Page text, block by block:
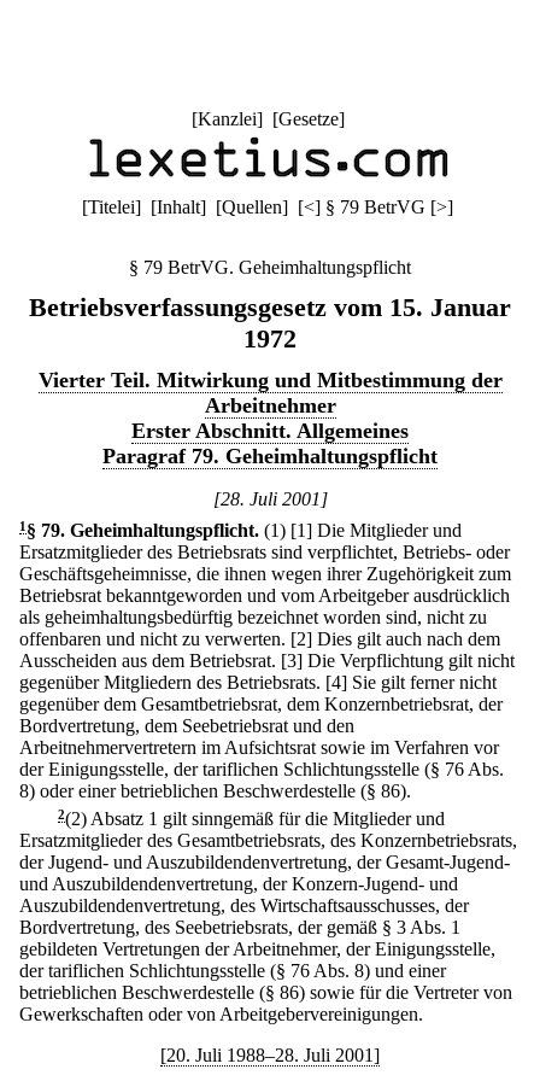
[Kanzlei] [Gesetze]
[Titelei] [Inhalt] [Quellen] [<] § 79 BetrVG [>]
§ 79 BetrVG. Geheimhaltungspflicht
Betriebsverfassungsgesetz vom 15. Januar
1972
Vierter Teil. Mitwirkung und Mitbestimmung der
Arbeitnehmer
Erster Abschnitt. Allgemeines
Paragraf 79. Geheimhaltungspflicht
[28. Juli 2001]
1 § 79. Geheimhaltungspflicht. (1) [1] Die Mitglieder und
Ersatzmitglieder des Betriebsrats sind verpflichtet, Betriebs- oder
Geschäftsgeheimnisse, die ihnen wegen ihrer Zugehörigkeit zum
Betriebsrat bekanntgeworden und vom Arbeitgeber ausdrücklich
als geheimhaltungsbedürftig bezeichnet worden sind, nicht zu
offenbaren und nicht zu verwerten. [2] Dies gilt auch nach dem
Ausscheiden aus dem Betriebsrat. [3] Die Verpflichtung gilt nicht
gegenüber Mitgliedern des Betriebsrats. [4] Sie gilt ferner nicht
gegenüber dem Gesamtbetriebsrat, dem Konzernbetriebsrat, der
Bordvertretung, dem Seebetriebsrat und den
Arbeitnehmervertretern im Aufsichtsrat sowie im Verfahren vor
der Einigungsstelle, der tariflichen Schlichtungsstelle (§ 76 Abs.
8) oder einer betrieblichen Beschwerdestelle (§ 86).
2(2) Absatz 1 gilt sinngemäß für die Mitglieder und
Ersatzmitglieder des Gesamtbetriebsrats, des Konzernbetriebsrats,
der Jugend- und Auszubildendenvertretung, der Gesamt-Jugend-
und Auszubildendenvertretung, der Konzern-Jugend- und
Auszubildendenvertretung, des Wirtschaftsausschusses, der
Bordvertretung, des Seebetriebsrats, der gemäß § 3 Abs. 1
gebildeten Vertretungen der Arbeitnehmer, der Einigungsstelle,
der tariflichen Schlichtungsstelle (§ 76 Abs. 8) und einer
betrieblichen Beschwerdestelle (§ 86) sowie für die Vertreter von
Gewerkschaften oder von Arbeitgebervereinigungen.
[20. Juli 1988–28. Juli 2001]